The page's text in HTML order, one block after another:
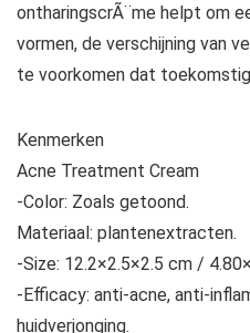
ontharingscrÃ¨me helpt om
vormen, de verschijning van
te voorkomen dat
Kenmerken
Acne Treatment Cream
-Color: Zoals getoond.
Materiaal: plantenextracten.
-Size: 12.2×2.5×2.5 cm /
-Efficacy: anti-acne, anti-
huidverjonging.